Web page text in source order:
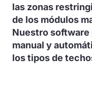
las zonas
de los módulos
Nuestro
manual y
los tipos de